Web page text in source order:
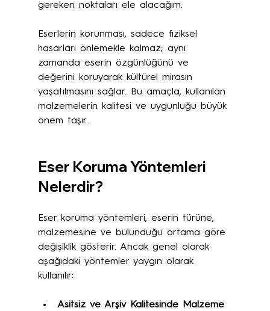
gereken noktaları ele alacağım.
Eserlerin korunması, sadece fiziksel
hasarları önlemekle kalmaz; aynı
zamanda eserin özgünlüğünü ve
değerini koruyarak kültürel mirasın
yaşatılmasını sağlar. Bu amaçla, kullanılan
malzemelerin kalitesi ve uygunluğu büyük
önem taşır.
Eser Koruma Yöntemleri
Nelerdir?
Eser koruma yöntemleri, eserin türüne,
malzemesine ve bulunduğu ortama göre
değişiklik gösterir. Ancak genel olarak
aşağıdaki yöntemler yaygın olarak
kullanılır:
Asitsiz ve Arşiv Kalitesinde Malzeme